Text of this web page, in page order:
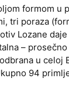
formom u
tri poraza
Lozane
–
u celoj
94